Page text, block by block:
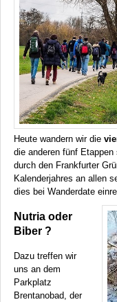
Heute wandern wir die
die anderen fünf Etappen
durch den Frankfurter
Kalenderjahres an allen
dies bei Wanderdate
Nutria oder
Biber ?
Dazu treffen wir
uns an dem
Parkplatz
Brentanobad, der